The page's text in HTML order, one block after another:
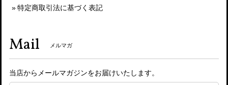
特定商取引法に基づく表記
Mail メルマガ
当店からメールマガジンをお届けいたします。